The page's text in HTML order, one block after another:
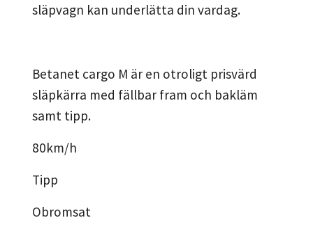
släpvagn kan underlätta din vardag.
Betanet cargo M är en otroligt prisvärd
släpkärra med fällbar fram och bakläm
samt tipp.
80km/h
Tipp
Obromsat